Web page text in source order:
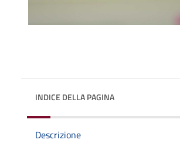
INDICE DELLA PAGINA
Descrizione